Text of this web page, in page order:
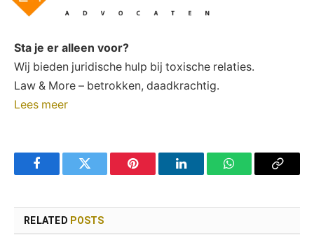
Sta je er alleen voor?
Wij bieden juridische hulp bij toxische relaties.
Law & More – betrokken, daadkrachtig.
Lees meer
FacebookTwitter Pinterest LinkedInWhatsAppCopy
RELATED POSTS